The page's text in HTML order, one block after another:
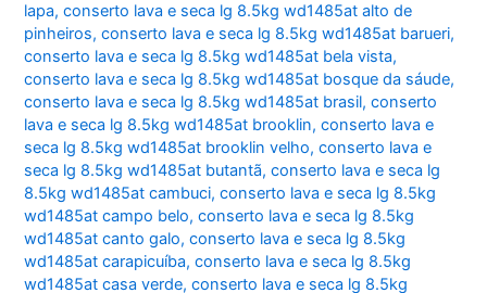
lapa,conserto lava e seca lg 8.5kg wd1485at alto de
pinheiros,conserto lava e seca lg 8.5kg wd1485at barueri,
conserto lava e seca lg 8.5kg wd1485at bela vista,
conserto lava e seca lg 8.5kg wd1485at bosque da sáude,
conserto lava e seca lg 8.5kg wd1485at brasil,conserto
lava e seca lg 8.5kg wd1485at brooklin,conserto lava e
seca lg 8.5kg wd1485at brooklin velho,conserto lava e
seca lg 8.5kg wd1485at butantã,conserto lava e seca lg
8.5kg wd1485at cambuci,conserto lava e seca lg 8.5kg
wd1485at campo belo,conserto lava e seca lg 8.5kg
wd1485at canto galo,conserto lava e seca lg 8.5kg
wd1485at carapicuíba,conserto lava e seca lg 8.5kg
wd1485at casa verde,conserto lava e seca lg 8.5kg